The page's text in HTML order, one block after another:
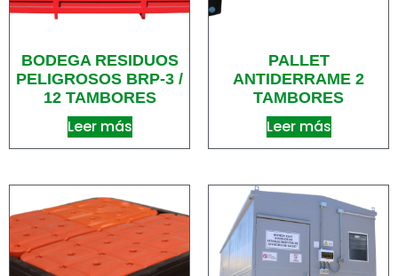
BODEGA RESIDUOS
PELIGROSOS BRP-3 /
12 TAMBORES
Leer más
PALLET
ANTIDERRAME 2
TAMBORES
Leer más